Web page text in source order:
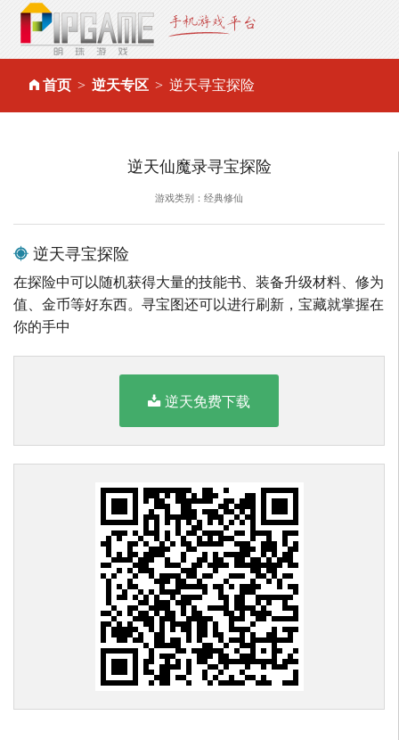
首页 逆天专区 逆天寻宝探险
逆天仙魔录寻宝探险
游戏类别：经典修仙
逆天寻宝探险
在探险中可以随机获得大量的技能书、装备升级材料、修为
值、金币等好东西。寻宝图还可以进行刷新，宝藏就掌握在
你的手中
逆天免费下载